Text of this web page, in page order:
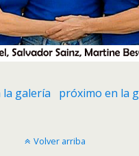
galería próximo en la
Volver arriba